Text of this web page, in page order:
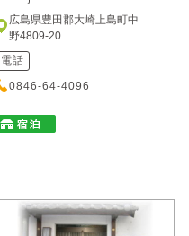
広島県豊田郡大崎上島町中
野4809-20
電話
0846-64-4096